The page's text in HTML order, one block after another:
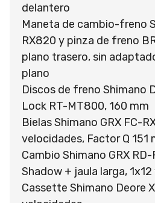
delantero
Maneta de cambio-freno
RX820 y pinza de freno
plano trasero, sin
plano
Discos de freno Shimano
Lock RT-MT800, 160 mm
Bielas Shimano GRX FC-
velocidades, Factor Q 151
Cambio Shimano GRX
Shadow + jaula larga,
Cassette Shimano Deore